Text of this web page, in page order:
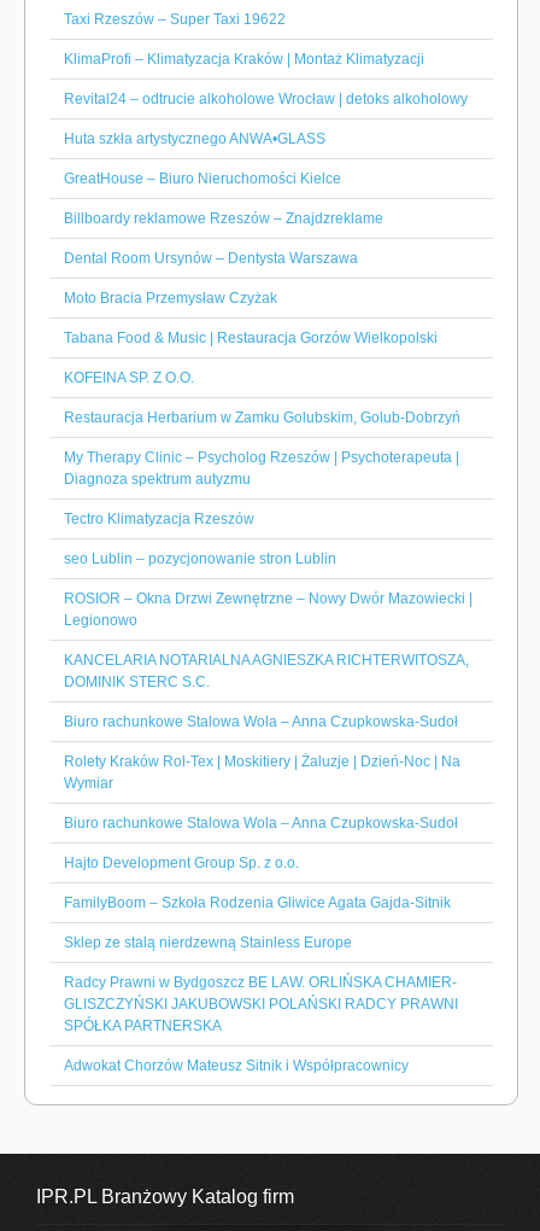
Taxi Rzeszów – Super Taxi 19622
KlimaProfi – Klimatyzacja Kraków | Montaż Klimatyzacji
Revital24 – odtrucie alkoholowe Wrocław | detoks alkoholowy
Huta szkła artystycznego ANWA•GLASS
GreatHouse – Biuro Nieruchomości Kielce
Billboardy reklamowe Rzeszów – Znajdzreklame
Dental Room Ursynów – Dentysta Warszawa
Moto Bracia Przemysław Czyżak
Tabana Food & Music | Restauracja Gorzów Wielkopolski
KOFEINA SP. Z O.O.
Restauracja Herbarium w Zamku Golubskim, Golub-Dobrzyń
My Therapy Clinic – Psycholog Rzeszów | Psychoterapeuta |
Diagnoza spektrum autyzmu
Tectro Klimatyzacja Rzeszów
seo Lublin – pozycjonowanie stron Lublin
ROSIOR – Okna Drzwi Zewnętrzne – Nowy Dwór Mazowiecki |
Legionowo
KANCELARIA NOTARIALNA AGNIESZKA RICHTERWITOSZA,
DOMINIK STERC S.C.
Biuro rachunkowe Stalowa Wola – Anna Czupkowska-Sudoł
Rolety Kraków Rol-Tex | Moskitiery | Żaluzje | Dzień-Noc | Na
Wymiar
Biuro rachunkowe Stalowa Wola – Anna Czupkowska-Sudoł
Hajto Development Group Sp. z o.o.
FamilyBoom – Szkoła Rodzenia Gliwice Agata Gajda-Sitnik
Sklep ze stalą nierdzewną Stainless Europe
Radcy Prawni w Bydgoszcz BE LAW. ORLIŃSKA CHAMIER-
GLISZCZYŃSKI JAKUBOWSKI POLAŃSKI RADCY PRAWNI
SPÓŁKA PARTNERSKA
Adwokat Chorzów Mateusz Sitnik i Współpracownicy
IPR.PL Branżowy Katalog firm